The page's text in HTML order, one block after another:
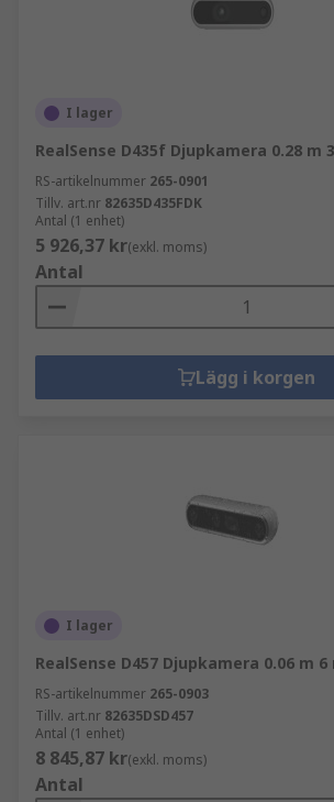
I lager
RealSense D435f Djupkamera 0.28 m
RS-artikelnummer 265-0901
Tillv. art.nr 82635D435FDK
Antal (1 enhet)
5 926,37 kr(exkl. moms)
Antal
Lägg i korgen
I lager
RealSense D457 Djupkamera 0.06 m 6
RS-artikelnummer 265-0903
Tillv. art.nr 82635DSD457
Antal (1 enhet)
8 845,87 kr(exkl. moms)
Antal